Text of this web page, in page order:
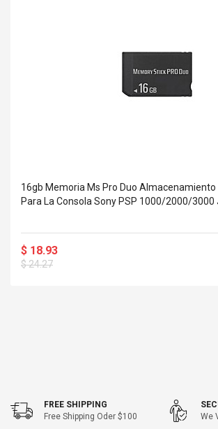
16gb Memoria Ms Pro Duo Almacenamiento
Para La Consola Sony PSP 1000/2000/3000
$ 18.93
$ 24.27
FREE SHIPPING
Free Shipping Oder $100
We